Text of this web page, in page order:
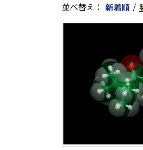
並べ替え： 新着順 /